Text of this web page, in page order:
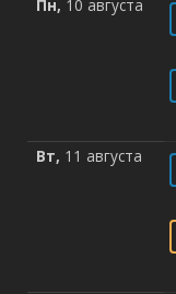
Пн, 10 августа
Вт, 11 августа